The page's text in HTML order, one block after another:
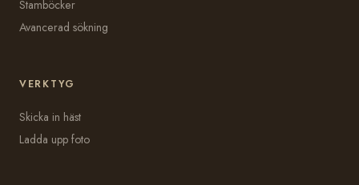
Stamböcker
Avancerad sökning
VERKTYG
Skicka in häst
Ladda upp foto